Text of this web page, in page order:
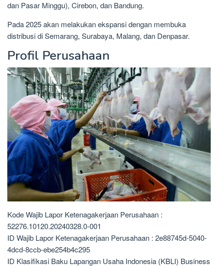
dan Pasar Minggu), Cirebon, dan Bandung.
Pada 2025 akan melakukan ekspansi dengan membuka
distribusi di Semarang, Surabaya, Malang, dan Denpasar.
Profil Perusahaan
Kode Wajib Lapor Ketenagakerjaan Perusahaan :
52276.10120.20240328.0-001
ID Wajib Lapor Ketenagakerjaan Perusahaan : 2e88745d-5040-
4dcd-8ccb-ebe254b4c295
ID Klasifikasi Baku Lapangan Usaha Indonesia (KBLI) Business